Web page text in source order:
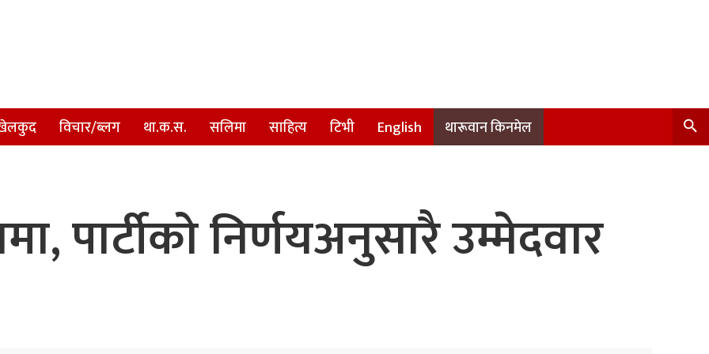
विचार/ब्लग था.क.स. सलिमा साहित्य टिभी English थारूवान किनमेल
पार्टीको निर्णयअनुसारै उम्मेदवार